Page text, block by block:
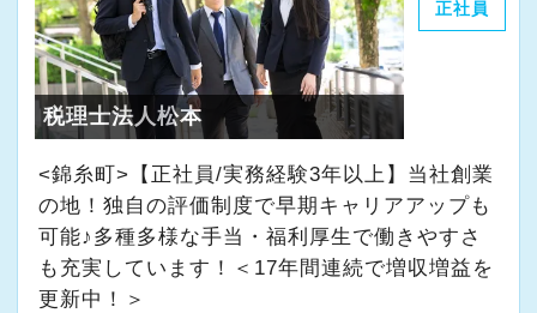
・税務顧問＋資産税に関与
・相続／事業承継／M&Aにも対応
＜成長中の税理士法人＞
・全国14拠点で事業展開
・従業員240名以上に拡大
・会計・税務・財務・労務まで対応
・専門家が在籍しワンストップ支援
正社員
税理士法人松本
<錦糸町>【正社員/実務経験3年以上】当社創業
の地！独自の評価制度で早期キャリアアップも
可能♪多種多様な手当・福利厚生で働きやすさ
も充実しています！＜17年間連続で増収増益を
更新中！＞